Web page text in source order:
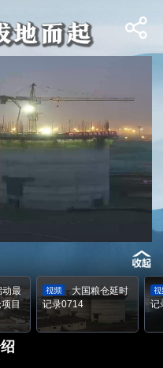
动最
目
大国粮仓延时
记录0714
记